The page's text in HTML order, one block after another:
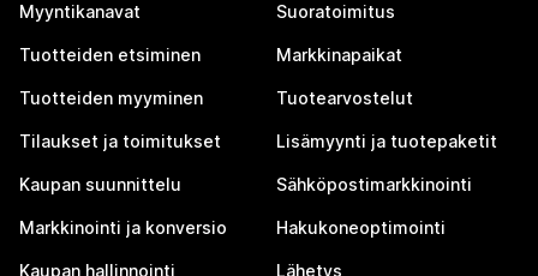
Myyntikanavat
Tuotteiden etsiminen
Tuotteiden myyminen
Tilaukset ja toimitukset
Kaupan suunnittelu
Markkinointi ja konversio
Kaupan hallinnointi
Suoratoimitus
Markkinapaikat
Tuotearvostelut
Lisämyynti ja tuotepaketit
Sähköpostimarkkinointi
Hakukoneoptimointi
Lähetys